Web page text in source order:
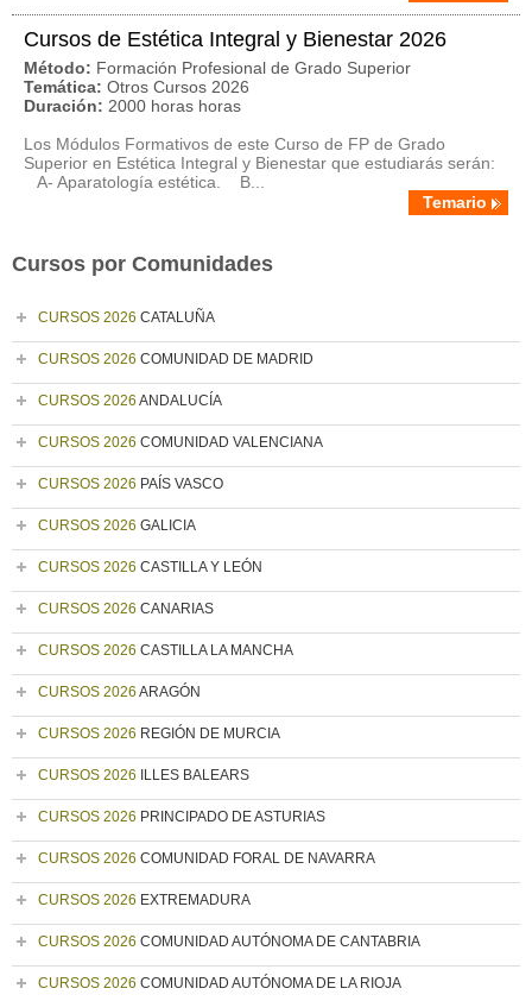
Cursos de Estética Integral y Bienestar 2026
Método: Formación Profesional de Grado Superior
Temática: Otros Cursos 2026
Duración: 2000 horas horas
Los Módulos Formativos de este Curso de FP de Grado
Superior en Estética Integral y Bienestar que estudiarás serán:
A- Aparatología estética. B...
Temario
Cursos por Comunidades
CURSOS 2026 CATALUÑA
CURSOS 2026 COMUNIDAD DE MADRID
CURSOS 2026 ANDALUCÍA
CURSOS 2026 COMUNIDAD VALENCIANA
CURSOS 2026 PAÍS VASCO
CURSOS 2026 GALICIA
CURSOS 2026 CASTILLA Y LEÓN
CURSOS 2026 CANARIAS
CURSOS 2026 CASTILLA LA MANCHA
CURSOS 2026 ARAGÓN
CURSOS 2026 REGIÓN DE MURCIA
CURSOS 2026 ILLES BALEARS
CURSOS 2026 PRINCIPADO DE ASTURIAS
CURSOS 2026 COMUNIDAD FORAL DE NAVARRA
CURSOS 2026 EXTREMADURA
CURSOS 2026 COMUNIDAD AUTÓNOMA DE CANTABRIA
CURSOS 2026 COMUNIDAD AUTÓNOMA DE LA RIOJA